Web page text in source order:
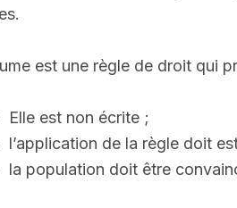
est une règle de droit qui
Elle est non écrite ;
l’application de la règle doit
la population doit être